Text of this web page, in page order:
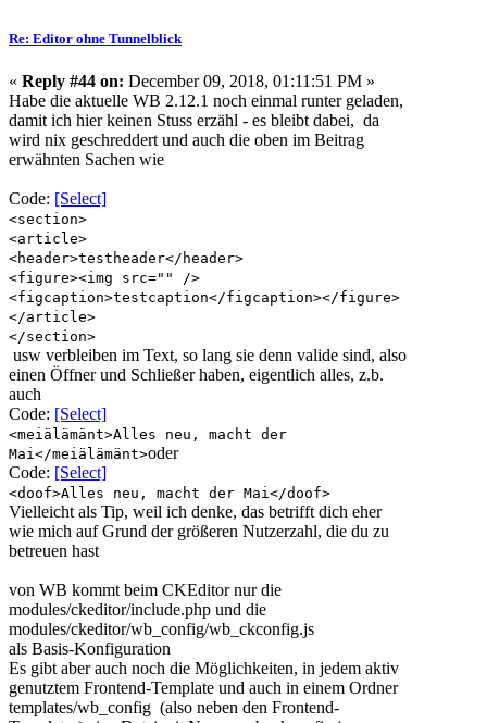
Re: Editor ohne Tunnelblick
« Reply #44 on: December 09, 2018, 01:11:51 PM »
Habe die aktuelle WB 2.12.1 noch einmal runter geladen,
damit ich hier keinen Stuss erzähl - es bleibt dabei, da
wird nix geschreddert und auch die oben im Beitrag
erwähnten Sachen wie
Code: [Select]
<section>
<article>
<header>testheader</header>
<figure><img src="" />
<figcaption>testcaption</figcaption></figure>
</article>
</section>
usw verbleiben im Text, so lang sie denn valide sind, also
einen Öffner und Schließer haben, eigentlich alles, z.b.
auch
Code: [Select]
<meiälämänt>Alles neu, macht der
Mai</meiälämänt>oder
Code: [Select]
<doof>Alles neu, macht der Mai</doof>
Vielleicht als Tip, weil ich denke, das betrifft dich eher
wie mich auf Grund der größeren Nutzerzahl, die du zu
betreuen hast
von WB kommt beim CKEditor nur die
modules/ckeditor/include.php und die
modules/ckeditor/wb_config/wb_ckconfig.js
als Basis-Konfiguration
Es gibt aber auch noch die Möglichkeiten, in jedem aktiv
genutztem Frontend-Template und auch in einem Ordner
templates/wb_config (also neben den Frontend-